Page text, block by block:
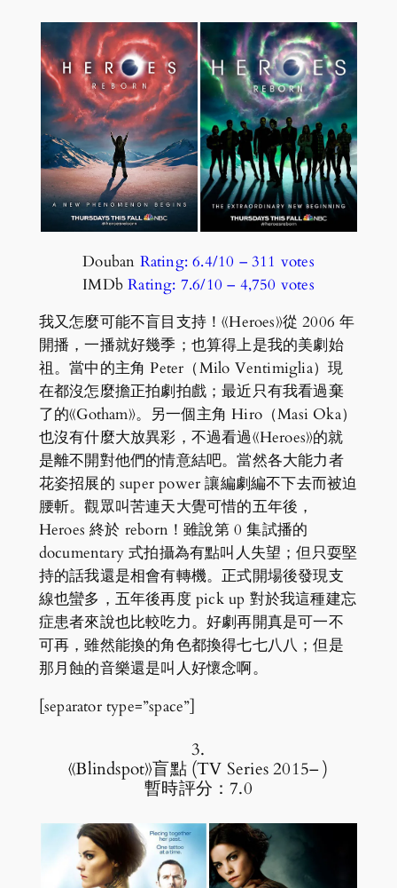
Douban Rating: 6.4/10 – ‎311 votes
IMDbRating: 7.6/10 – ‎4,750 votes
我又怎麼可能不盲目支持！《Heroes》從 2006 年
開播，一播就好幾季；也算得上是我的美劇始
祖。當中的主角 Peter（Milo Ventimiglia）現
在都沒怎麼擔正拍劇拍戲；最近只有我看過棄
了的《Gotham》。另一個主角 Hiro（Masi Oka）
也沒有什麼大放異彩，不過看過《Heroes》的就
是離不開對他們的情意結吧。當然各大能力者
花姿招展的 super power 讓編劇編不下去而被迫
腰斬。觀眾叫苦連天大覺可惜的五年後，
Heroes 終於 reborn！雖說第 0 集試播的
documentary 式拍攝為有點叫人失望；但只耍堅
持的話我還是相會有轉機。正式開場後發現支
線也蠻多，五年後再度 pick up 對於我這種建忘
症患者來說也比較吃力。好劇再開真是可一不
可再，雖然能換的角色都換得七七八八；但是
那月蝕的音樂還是叫人好懷念啊。
[separator type=”space”]
3.
《Blindspot》盲點 (TV Series 2015– )
暫時評分：7.0